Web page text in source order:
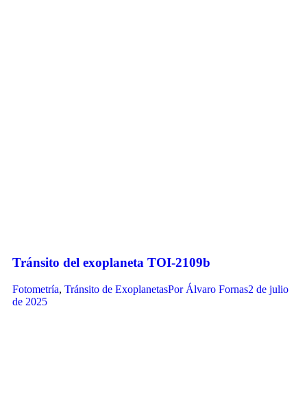
Tránsito del exoplaneta TOI-2109b
Fotometría, Tránsito de ExoplanetasPor Álvaro Fornas2 de julio
de 2025